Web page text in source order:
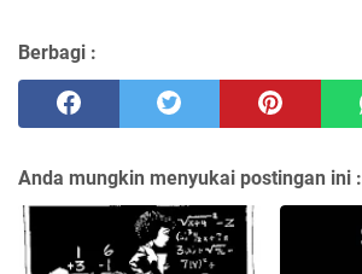
Berbagi :
Anda mungkin menyukai postingan ini :